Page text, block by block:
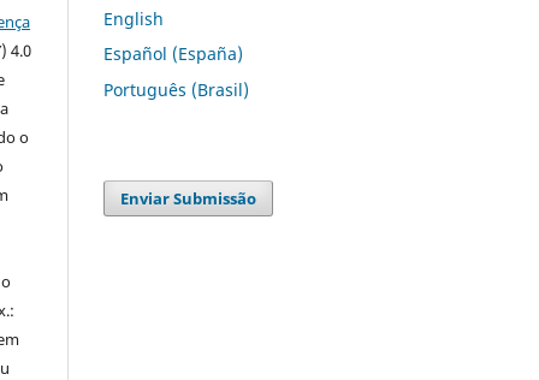
4.0
o
English
Español (España)
Português (Brasil)
Enviar Submissão